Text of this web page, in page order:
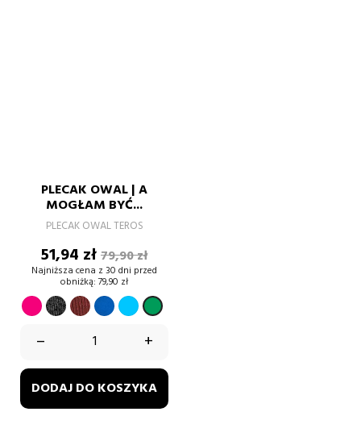
PLECAK OWAL | A
MOGŁAM BYĆ...
PLECAK OWAL TEROS
Cena
51,94 złCena
podstawowa
79,90 zł
Najniższa cena z 30 dni przed
obniżką: 79,90 zł
fuksjaantiqueorangebrightKrólewski
melanż
Zielony
– +
DODAJ DO KOSZYKA